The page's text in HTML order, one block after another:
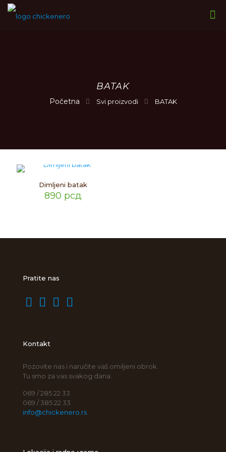
BATAK
Svi proizvodi BATAK
Dimljeni batak
890 рсд
Pratite nas
Kontakt
Pozovite nas i naručite vaš omiljeni obrok.
Tu smo za vas svakog dana.
069 / 285 22 33
069 / 385 22 33
info@chickenero.rs